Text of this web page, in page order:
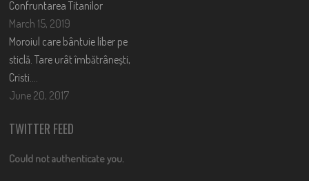
Confruntarea Titanilor
March 15, 2019
Moroiul care bântuie liber pe
sticlă. Tare urât îmbătrânești,
Cristi….
June 20, 2017
TWITTER FEED
Could not authenticate you.